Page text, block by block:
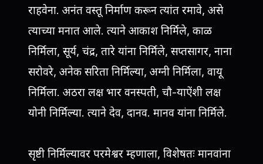
राहवेना. अनंत वस्तू निर्माण करून त्यांत रमावे, असे
त्याच्या मनात आले. त्याने आकाश निर्मिले, काळ
निर्मिला, सूर्य, चंद्र, तारे यांना निर्मिले, सप्तसागर, नाना
सरोवरे, अनेक सरिता निर्मिल्या, अग्नी निर्मिला, वायू
निर्मिला. अठरा लक्ष भार वनस्पती, चौ-याऐंशी लक्ष
योनी निर्मिल्या. त्याने देव, दानव. मानव यांना निर्मिले.
सृष्टी निर्मिल्यावर परमेश्वर म्हणाला, विशेषतः मानवांना